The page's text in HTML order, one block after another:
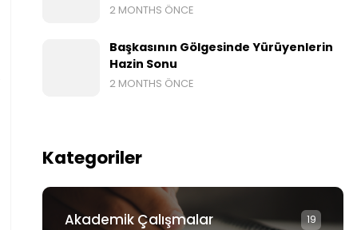
2 MONTHS ÖNCE
Başkasının Gölgesinde Yürüyenlerin
Hazin Sonu
2 MONTHS ÖNCE
Kategoriler
Akademik Çalışmalar 19